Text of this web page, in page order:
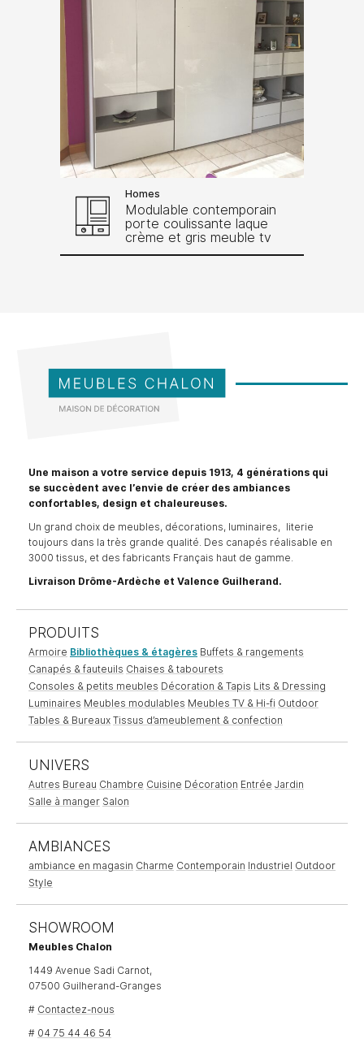
Homes
Modulable contemporain
porte coulissante laque
crème et gris meuble tv
Une maison a votre service depuis 1913, 4 générations qui
se succèdent avec l’envie de créer des ambiances
confortables, design et chaleureuses.
Un grand choix de meubles, décorations, luminaires, literie
toujours dans la très grande qualité. Des canapés réalisable en
3000 tissus, et des fabricants Français haut de gamme.
Livraison Drôme-Ardèche et Valence Guilherand.
PRODUITS
Armoire Bibliothèques & étagères Buffets & rangements
Canapés & fauteuils Chaises & tabourets
Consoles & petits meubles Décoration & Tapis Lits & Dressing
Luminaires Meubles modulables Meubles TV & Hi-fi Outdoor
Tables & Bureaux Tissus d’ameublement & confection
UNIVERS
Autres Bureau Chambre Cuisine Décoration Entrée Jardin
Salle à manger Salon
AMBIANCES
ambiance en magasin Charme Contemporain Industriel Outdoor
Style
SHOWROOM
Meubles Chalon
1449 Avenue Sadi Carnot,
07500 Guilherand-Granges
# Contactez-nous
# 04 75 44 46 54